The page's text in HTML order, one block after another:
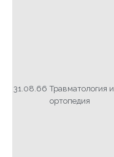
31.08.66 Травматология и
ортопедия